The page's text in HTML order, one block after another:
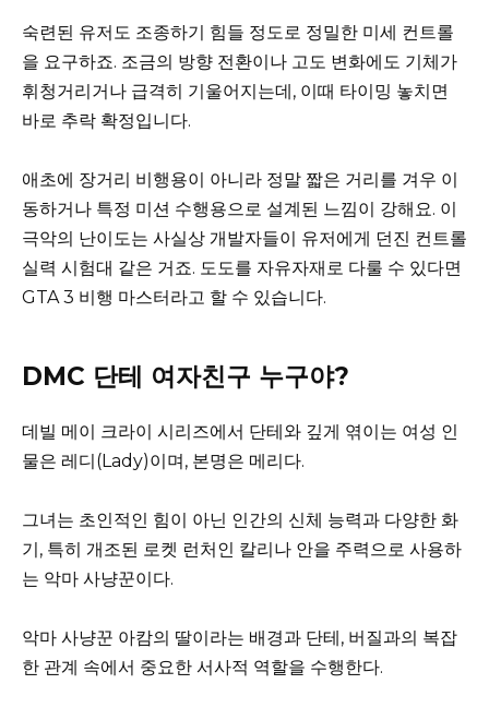
숙련된 유저도 조종하기 힘들 정도로 정밀한 미세 컨트롤
을 요구하죠. 조금의 방향 전환이나 고도 변화에도 기체가
휘청거리거나 급격히 기울어지는데, 이때 타이밍 놓치면
바로 추락 확정입니다.
애초에 장거리 비행용이 아니라 정말 짧은 거리를 겨우 이
동하거나 특정 미션 수행용으로 설계된 느낌이 강해요. 이
극악의 난이도는 사실상 개발자들이 유저에게 던진 컨트롤
실력 시험대 같은 거죠. 도도를 자유자재로 다룰 수 있다면
GTA 3 비행 마스터라고 할 수 있습니다.
DMC 단테 여자친구 누구야?
데빌 메이 크라이 시리즈에서 단테와 깊게 엮이는 여성 인
물은 레디(Lady)이며, 본명은 메리다.
그녀는 초인적인 힘이 아닌 인간의 신체 능력과 다양한 화
기, 특히 개조된 로켓 런처인 칼리나 안을 주력으로 사용하
는 악마 사냥꾼이다.
악마 사냥꾼 아캄의 딸이라는 배경과 단테, 버질과의 복잡
한 관계 속에서 중요한 서사적 역할을 수행한다.